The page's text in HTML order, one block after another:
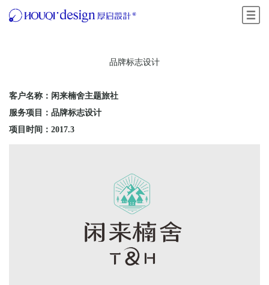
品牌标志设计
客户名称：闲来楠舍主题旅社
服务项目：品牌标志设计
项目时间：2017.3